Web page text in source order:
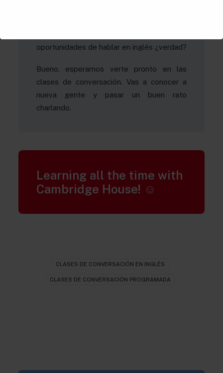
oportunidades de hablar en inglés ¿verdad?
Bueno, esperamos verte pronto en las
clases de conversación. Vas a conocer a
nueva gente y pasar un buen rato
charlando.
Learning all the time with
Cambridge House! ☺
CLASES DE CONVERSACIÓN EN INGLÉS
CLASES DE CONVERSACIÓN PROGRAMADA